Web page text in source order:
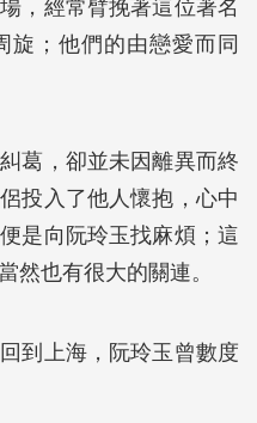
，經常臂挽著這位著名
旋；他們的由戀愛而同
葛，卻並未因離異而終
投入了他人懷抱，心中
是向阮玲玉找麻煩；這
然也有很大的關連。
到上海，阮玲玉曾數度